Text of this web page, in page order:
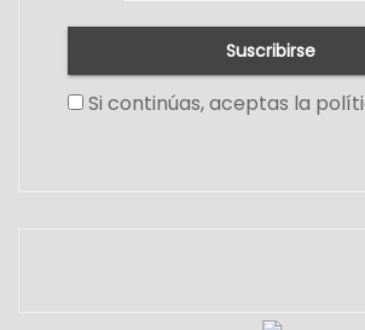
Si continúas, aceptas la